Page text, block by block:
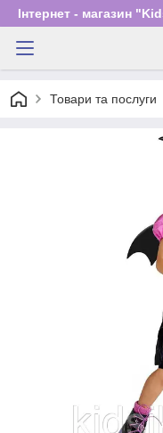
Інтернет - магазин
Товари та послуги